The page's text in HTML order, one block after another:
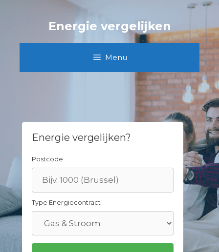
Energie vergelijken
Menu
Energie vergelijken?
Postcode
Type Energiecontract